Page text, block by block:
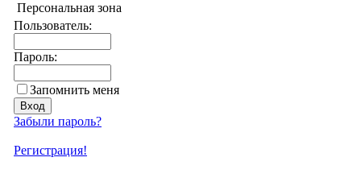
Персональная зона
Пользователь:
Пароль:
Запомнить меня
Забыли пароль?
Регистрация!